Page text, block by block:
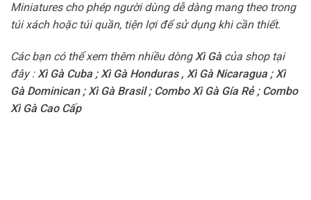
Miniatures cho phép người dùng dễ dàng mang theo trong
túi xách hoặc túi quần, tiện lợi để sử dụng khi cần thiết.
Các bạn có thể xem thêm nhiều dòngXì Gàcủa shop tại
đây :Xì Gà Cuba;Xì Gà Honduras, Xì Gà Nicaragua;Xì
Gà Dominican;Xì Gà Brasil; Combo Xì Gà Gía Rẻ; Combo
Xì Gà Cao Cấp